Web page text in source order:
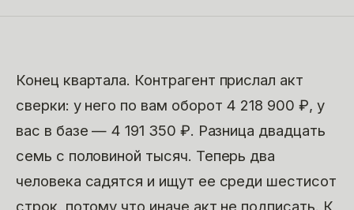
Конец квартала. Контрагент прислал акт
сверки: у него по вам оборот 4 218 900 ₽, у
вас в базе — 4 191 350 ₽. Разница двадцать
семь с половиной тысяч. Теперь два
человека садятся и ищут ее среди шестисот
строк, потому что иначе акт не подписать. К